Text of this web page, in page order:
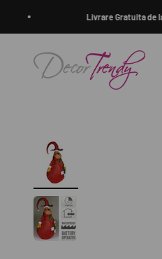
Livrare Gratuita de la
decortrendy.ro